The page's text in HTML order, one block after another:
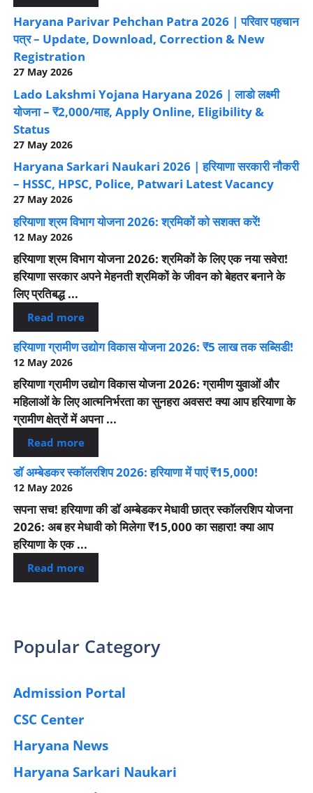
Haryana Parivar Pehchan Patra 2026 | परिवार पहचान
पत्र – Update, Download, Correction & New
Registration
27 May 2026
Lado Lakshmi Yojana Haryana 2026 | लाडो लक्ष्मी
योजना – ₹2,000/माह, Apply Online, Eligibility &
Status
27 May 2026
Haryana Sarkari Naukari 2026 | हरियाणा सरकारी नौकरी
– HSSC, HPSC, Police, Patwari Latest Vacancy
27 May 2026
हरियाणा श्रम विभाग योजना 2026: श्रमिकों को सशक्त करें!
12 May 2026
हरियाणा श्रम विभाग योजना 2026: श्रमिकों के लिए एक नया सवेरा!
हरियाणा सरकार अपने मेहनती श्रमिकों के जीवन को बेहतर बनाने के
लिए प्रतिबद्ध ...
Read more
हरियाणा ग्रामीण उद्योग विकास योजना 2026: ₹5 लाख तक सब्सिडी!
12 May 2026
हरियाणा ग्रामीण उद्योग विकास योजना 2026: ग्रामीण युवाओं और
महिलाओं के लिए आत्मनिर्भरता का सुनहरा अवसर! क्या आप हरियाणा के
ग्रामीण क्षेत्रों में अपना ...
Read more
डॉ अम्बेडकर स्कॉलरशिप 2026: हरियाणा में पाएं ₹15,000!
12 May 2026
सपना सच! हरियाणा की डॉ अम्बेडकर मेधावी छात्र स्कॉलरशिप योजना
2026: अब हर मेधावी को मिलेगा ₹15,000 का सहारा! क्या आप
हरियाणा के एक ...
Read more
Popular Category
Admission Portal
CSC Center
Haryana News
Haryana Sarkari Naukari